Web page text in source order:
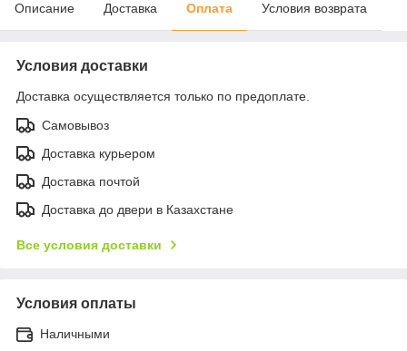
Описание Доставка Оплата Условия возврата
Условия доставки
Доставка осуществляется только по предоплате.
Самовывоз
Доставка курьером
Доставка почтой
Доставка до двери в Казахстане
Все условия доставки
Условия оплаты
Наличными